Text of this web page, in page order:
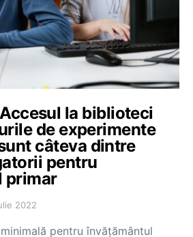
la biblioteci
de experimente
câteva dintre
pentru
primar
2022
pentru învățământul